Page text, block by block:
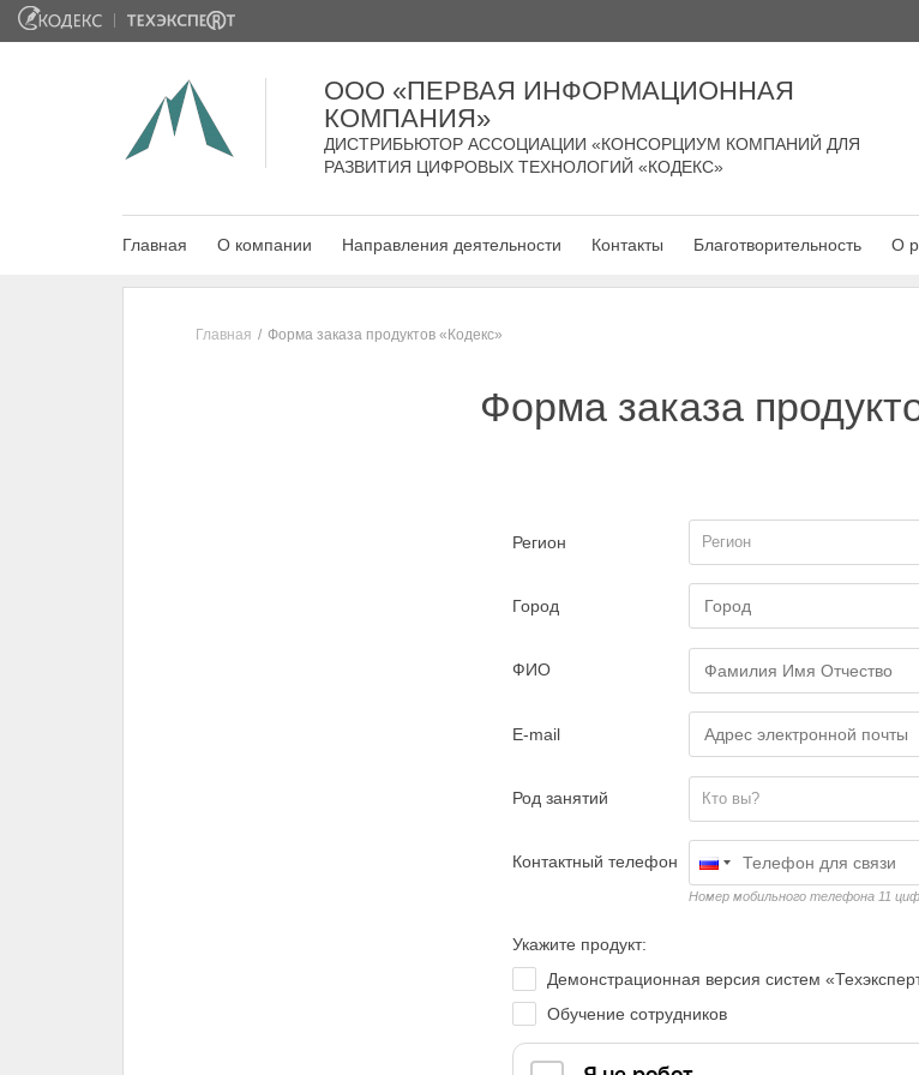
ООО «ПЕРВАЯ ИНФОРМАЦИОННАЯ
КОМПАНИЯ»
ДИСТРИБЬЮТОР АССОЦИАЦИИ «КОНСОРЦИУМ КОМПАНИЙ ДЛЯ
РАЗВИТИЯ ЦИФРОВЫХ ТЕХНОЛОГИЙ «КОДЕКС»
Главная О компании Направления деятельности Контакты Благотворительность О
Главная Форма заказа продуктов «Кодекс»
Форма заказа
Регион Регион
Город
ФИО
E-mail
Род занятий Кто вы?
Контактный телефон
Номер мобильного телефона 11
Укажите продукт:
Демонстрационная версия систем
Обучение сотрудников